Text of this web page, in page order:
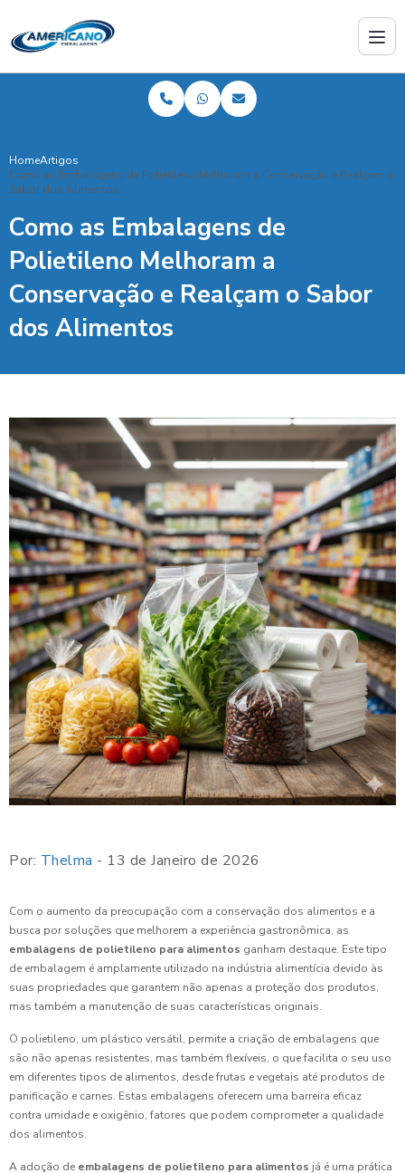
HomeArtigos
Como as Embalagens de Polietileno Melhoram a Conservação e Realçam o
Sabor dos Alimentos
Como as Embalagens de
Polietileno Melhoram a
Conservação e Realçam o Sabor
dos Alimentos
Por: Thelma - 13 de Janeiro de 2026
Com o aumento da preocupação com a conservação dos alimentos e a
busca por soluções que melhorem a experiência gastronômica, as
embalagens de polietileno para alimentos ganham destaque. Este tipo
de embalagem é amplamente utilizado na indústria alimentícia devido às
suas propriedades que garantem não apenas a proteção dos produtos,
mas também a manutenção de suas características originais.
O polietileno, um plástico versátil, permite a criação de embalagens que
são não apenas resistentes, mas também flexíveis, o que facilita o seu uso
em diferentes tipos de alimentos, desde frutas e vegetais até produtos de
panificação e carnes. Estas embalagens oferecem uma barreira eficaz
contra umidade e oxigênio, fatores que podem comprometer a qualidade
dos alimentos.
A adoção de embalagens de polietileno para alimentos já é uma prática